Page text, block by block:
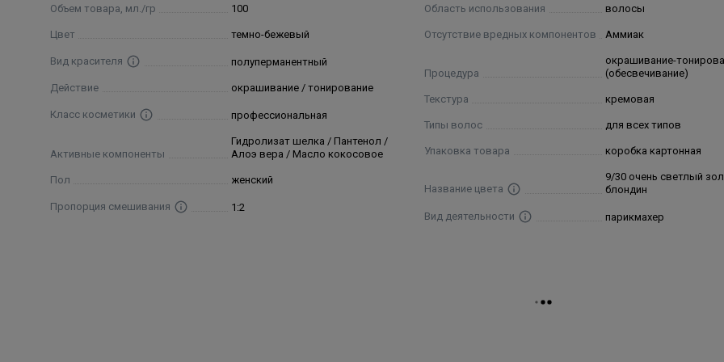
поддающихся окрашиванию.
Состав
Aqua (water), Cetearyl alcohol, Ethanolamine, Lauryl alcohol, Ceteareth-20, Laureth-30, Sodium laureth sulfate,
chloride, Bis (c13-15 alkoxy) pg amodimethicone, Hydrogenated coconut oil, Polyquatemium-10, Hydrolyzed silk protein
(hydrolyzed silk), Aloe barbadensis gel (aloe barbadensis leaf juice), Panthenol, Sodium bisulfate, Ascorbic acid,
edta, Parfum (fragrance), Simethicone, Maltodextrin, P-phenylenediamine, Resorcinol, P-aminophenol, M-aminophenol.
Объем товара, мл./гр 100
Цвет темно-бежевый
Вид красителя полуперманентный
Действие окрашивание / тонирование
Класс косметики профессиональная
Активные компоненты
Гидролизат шелка / Пантенол /
Алоэ вера / Масло кокосовое
Пол женский
Пропорция смешивания 1:2
Область использования волосы
Отсутствие вредных компонентов Аммиак
Процедура
окрашивание-
(обесвечивание)
Текстура кремовая
Типы волос для всех типов
Упаковка товара коробка картонная
Название цвета
9/30 очень светлый
блондин
Вид деятельности парикмахер